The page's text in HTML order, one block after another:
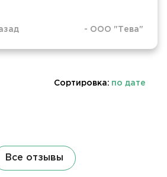
- ООО "Тева"
Сортировка: по дате
Все отзывы